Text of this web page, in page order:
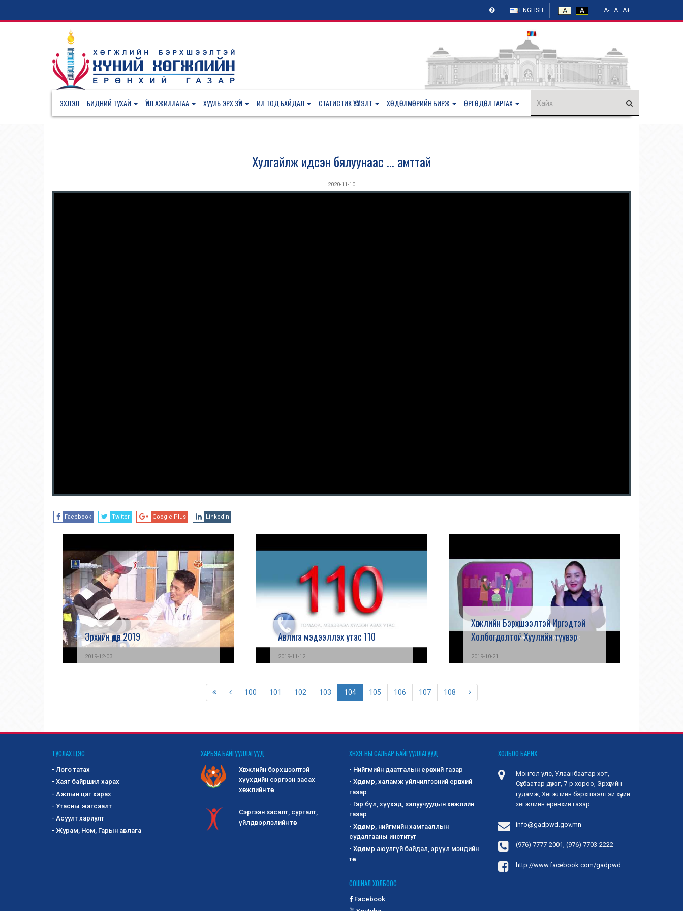
ENGLISH A- A A+
ЭХЛЭЛ БИДНИЙ ТУХАЙ ҮЙЛ АЖИЛЛАГАА ХУУЛЬ ЭРХ ЗҮЙ ИЛ ТОД БАЙДАЛ СТАТИСТИК ҮЗҮҮЛЭЛТ ХӨДӨЛМӨРИЙН БИРЖ ӨРГӨДӨЛ ГАРГАХ
Хулгайлж идсэн бялуунаас ... амттай
2020-11-10
Facebook Twitter Google Plus Linkedin
Эрхийн өдөр 2019
2019-12-03
Авлига мэдээллэх утас 110
2019-11-12
Хөгжлийн Бэрхшээлтэй Иргэдтэй
Холбогдолтой Хуулийн түүвэр
2019-10-21
100 101 102 103 104 105 106 107 108
ТУСЛАХ ЦЭС
- Лого татах
- Хаяг байршил харах
- Ажлын цаг харах
- Утасны жагсаалт
- Асуулт хариулт
- Журам, Ном, Гарын авлага
ХАРЬЯА БАЙГУУЛЛАГУУД
Хөгжлийн бэрхшээлтэй
хүүхдийн сэргээн засах
хөгжлийн төв
Сэргээн засалт, сургалт,
үйлдвэрлэлийн төв
ХНХЯ-НЫ САЛБАР БАЙГУУЛЛАГУУД
- Нийгмийн даатгалын ерөнхий газар
- Хөдөлмөр, халамж үйлчилгээний ерөнхий
газар
- Гэр бүл, хүүхэд, залуучуудын хөгжлийн
газар
- Хөдөлмөр, нийгмийн хамгааллын
судалгааны институт
- Хөдөлмөр аюулгүй байдал, эрүүл мэндийн
төв
СОШИАЛ ХОЛБООС
Facebook
ХОЛБОО БАРИХ
Монгол улс, Улаанбаатар хот,
Сүхбаатар дүүрэг, 7-р хороо, Эрхүүгийн
гудамж, Хөгжлийн бэрхшээлтэй хүний
хөгжлийн ерөнхий газар
info@gadpwd.gov.mn
(976) 7777-2001, (976) 7703-2222
http://www.facebook.com/gadpwd